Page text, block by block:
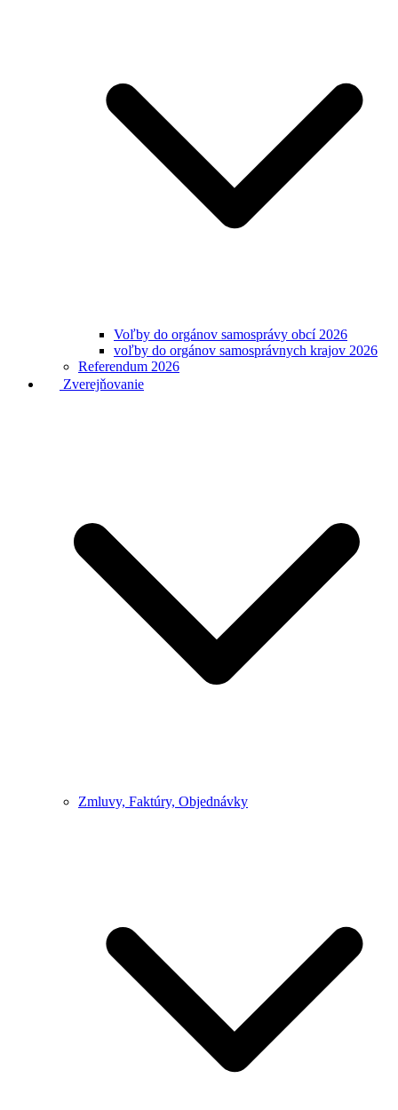
Voľby do orgánov samosprávy obcí 2026
voľby do orgánov samosprávnych krajov 2026
Referendum 2026
Zverejňovanie
Zmluvy, Faktúry, Objednávky